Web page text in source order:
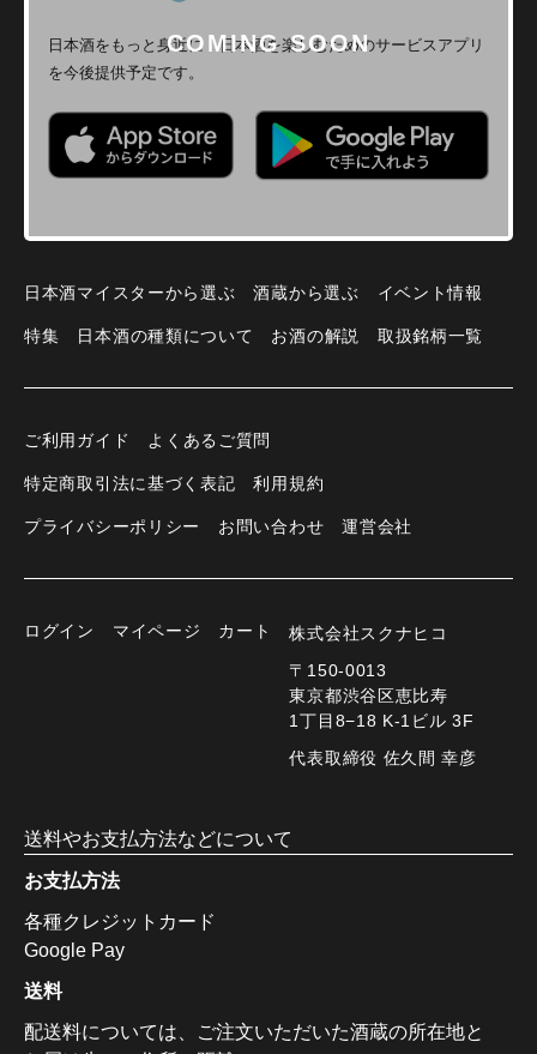
日本酒をもっと身近に！日本酒を楽しむためのサービスアプリ
を今後提供予定です。
日本酒マイスターから選ぶ 酒蔵から選ぶ イベント情報
特集 日本酒の種類について お酒の解説 取扱銘柄一覧
ご利用ガイド よくあるご質問
特定商取引法に基づく表記 利用規約
プライバシーポリシー お問い合わせ 運営会社
ログイン マイページ カート
株式会社スクナヒコ
〒150-0013
東京都渋谷区恵比寿
1丁目8−18 K-1ビル 3F
代表取締役 佐久間 幸彦
送料やお支払方法などについて
お支払方法
各種クレジットカード
Google Pay
送料
配送料については、ご注文いただいた酒蔵の所在地と